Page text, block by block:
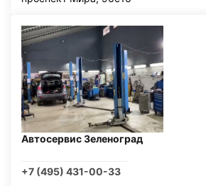
Автосервис Зеленоград
+7 (495) 431-00-33